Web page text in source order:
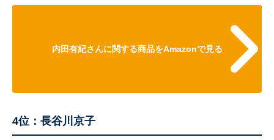
内田有紀さんに関する商品をAmazonで見る
4位：長谷川京子